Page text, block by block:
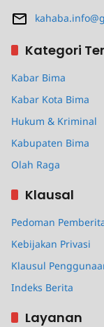
Kategori
Kabar Bima
Kabar Kota Bima
Hukum & Kriminal
Kabupaten Bima
Olah Raga
Klausal
Pedoman
Kebijakan Privasi
Klausul
Indeks Berita
Layanan